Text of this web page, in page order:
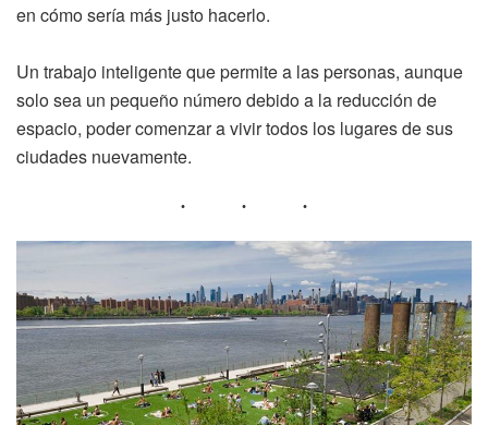
en cómo sería más justo hacerlo.
Un trabajo inteligente que permite a las personas, aunque
solo sea un pequeño número debido a la reducción de
espacio, poder comenzar a vivir todos los lugares de sus
ciudades nuevamente.